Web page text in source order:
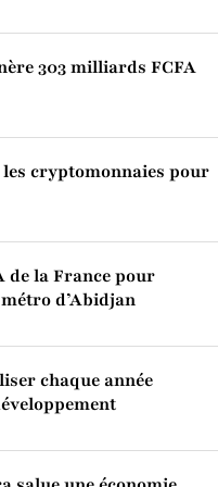
303 milliards FCFA
cryptomonnaies pour
de la France pour
d’Abidjan
chaque année